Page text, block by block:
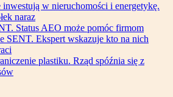
inwestują w nieruchomości i energetykę.
naraz
Status AEO może pomóc firmom
SENT. Ekspert wskazuje kto na nich
plastiku. Rząd spóźnia się z